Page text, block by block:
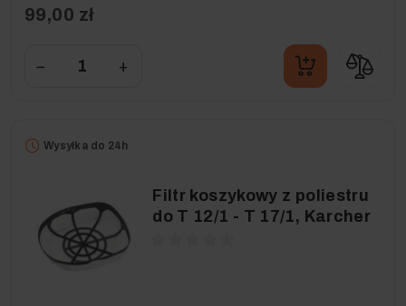
99,00 zł
− +
Wysyłka do 24h
Filtr koszykowy z poliestru
do T 12/1 - T 17/1, Karcher